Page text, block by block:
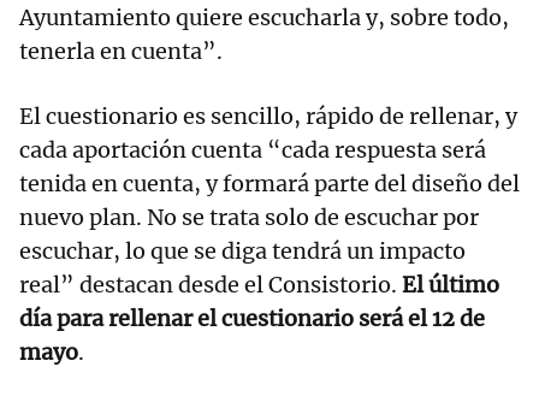
Ayuntamiento quiere escucharla y, sobre todo,
tenerla en cuenta”.
El cuestionario es sencillo, rápido de rellenar, y
cada aportación cuenta “cada respuesta será
tenida en cuenta, y formará parte del diseño del
nuevo plan. No se trata solo de escuchar por
escuchar, lo que se diga tendrá un impacto
real” destacan desde el Consistorio. El último
día para rellenar el cuestionario será el 12 de
mayo.